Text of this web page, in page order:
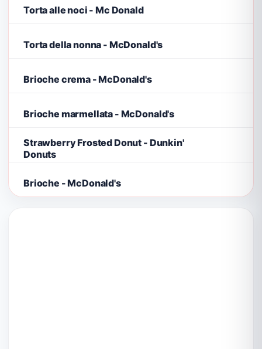
Torta alle noci - Mc Donald
Torta della nonna - McDonald's
Brioche crema - McDonald's
Brioche marmellata - McDonald's
Strawberry Frosted Donut - Dunkin'
Donuts
Brioche - McDonald's